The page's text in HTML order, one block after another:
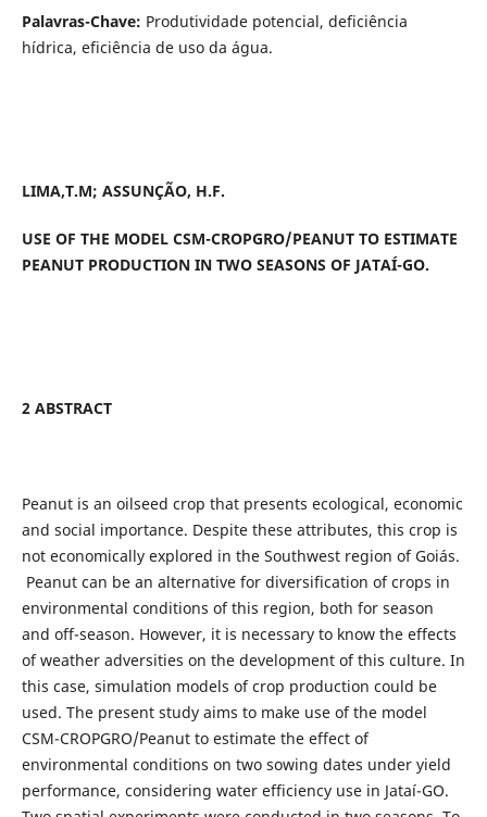
Palavras-Chave: Produtividade potencial, deficiência
hídrica, eficiência de uso da água.
LIMA,T.M; ASSUNÇÃO, H.F.
USE OF THE MODEL CSM-CROPGRO/PEANUT TO ESTIMATE
PEANUT PRODUCTION IN TWO SEASONS OF JATAÍ-GO.
2 ABSTRACT
Peanut is an oilseed crop that presents ecological, economic
and social importance. Despite these attributes, this crop is
not economically explored in the Southwest region of Goiás.
Peanut can be an alternative for diversification of crops in
environmental conditions of this region, both for season
and off-season. However, it is necessary to know the effects
of weather adversities on the development of this culture. In
this case, simulation models of crop production could be
used. The present study aims to make use of the model
CSM-CROPGRO/Peanut to estimate the effect of
environmental conditions on two sowing dates under yield
performance, considering water efficiency use in Jataí-GO.